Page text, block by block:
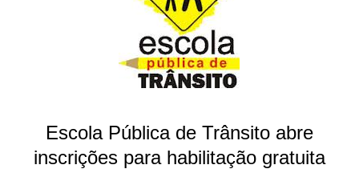
Escola Pública de Trânsito abre
inscrições para habilitação gratuita